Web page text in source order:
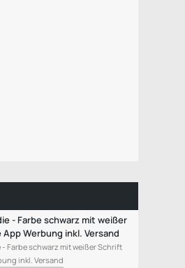
- Farbe schwarz mit weißer
Werbung inkl. Versand
Farbe schwarz mit weißer Schrift
inkl. Versand